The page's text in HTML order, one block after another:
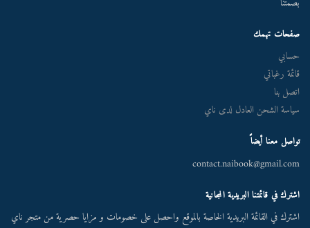
صفحات تهمك
حسابي
قائمة رغباتي
اتصل بنا
سياسة الشحن العادل لدى ناي
تواصل معنا أيضاً
contact.naibook@gmail.com
اشترك في قائمتنا البريدية المجانية
اشترك في القائمة البريدية الخاصة بالموقع واحصل على خصومات و مزايا حصرية من متجر ناي